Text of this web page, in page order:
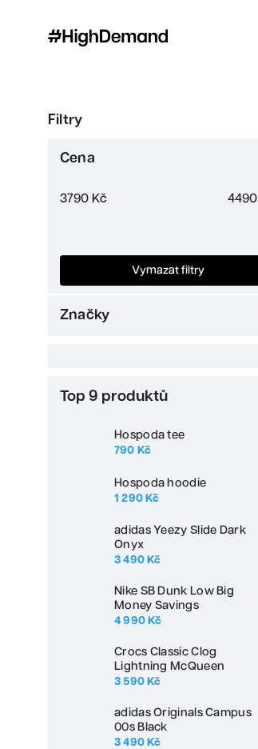
Filtry
Cena
3790 Kč 4490
Značky
Vymazat filtry
Top 9 produktů
Hospoda tee
790 Kč
Hospoda hoodie
1 290 Kč
adidas Yeezy Slide Dark
Onyx
3 490 Kč
Nike SB Dunk Low Big
Money Savings
4 990 Kč
Crocs Classic Clog
Lightning McQueen
3 590 Kč
adidas Originals Campus
00s Black
3 490 Kč